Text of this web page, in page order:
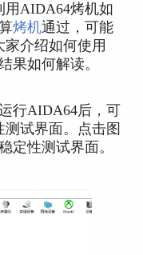
用AIDA64烤机如
烤机通过，可能
介绍如何使用
果如何解读。
行AIDA64后，可
试界面。点击图
定性测试界面。